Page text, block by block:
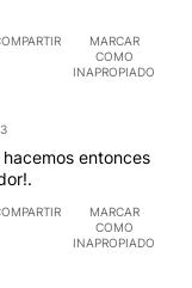
MARCAR
COMO
INAPROPIADO
entonces
MARCAR
COMO
INAPROPIADO